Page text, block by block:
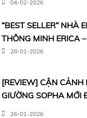
04-02-2026
“BEST SELLER” NHÀ
THÔNG MINH ERICA
28-01-2026
[REVIEW] CẬN
GIƯỜNG SOPHA MỚI
26-01-2026